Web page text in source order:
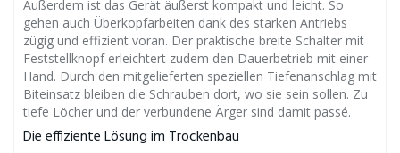
Außerdem ist das Gerät äußerst kompakt und leicht. So
gehen auch Überkopfarbeiten dank des starken Antriebs
zügig und effizient voran. Der praktische breite Schalter mit
Feststellknopf erleichtert zudem den Dauerbetrieb mit einer
Hand. Durch den mitgelieferten speziellen Tiefenanschlag mit
Biteinsatz bleiben die Schrauben dort, wo sie sein sollen. Zu
tiefe Löcher und der verbundene Ärger sind damit passé.
Die effiziente Lösung im Trockenbau